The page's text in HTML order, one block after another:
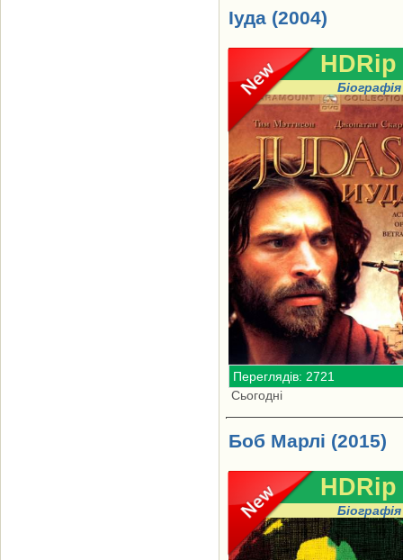
Іуда (2004)
HDRip
Біографія
Переглядів: 2721
Сьогодні
Боб Марлі (2015)
HDRip
Біографія